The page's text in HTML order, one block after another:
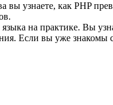
вы узнаете, как PHP
на практике. Вы
Если вы уже знакомы